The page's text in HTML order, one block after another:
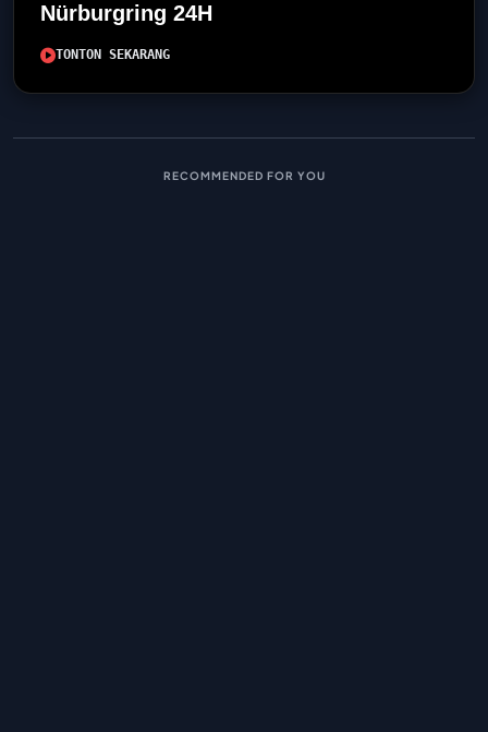
Nürburgring 24H
TONTON SEKARANG
RECOMMENDED FOR YOU